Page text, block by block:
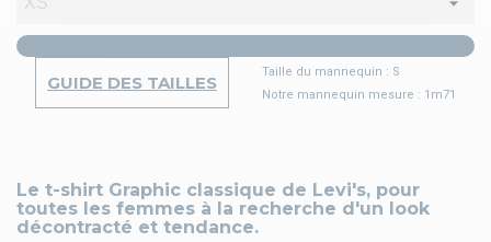
Le t-shirt Graphic classique de Levi's, pour
toutes les femmes à la recherche d'un look
décontracté et tendance.
GUIDE DES TAILLES
Taille du mannequin : S
Notre mannequin mesure : 1m71